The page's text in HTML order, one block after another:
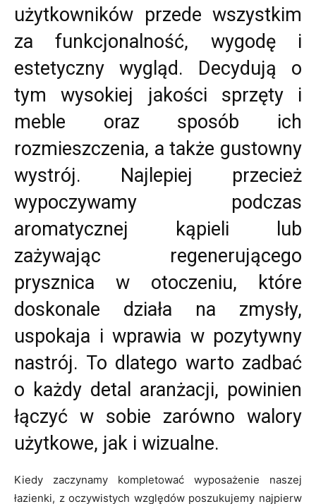
użytkowników przede wszystkim
za funkcjonalność, wygodę i
estetyczny wygląd. Decydują o
tym wysokiej jakości sprzęty i
meble oraz sposób ich
rozmieszczenia, a także gustowny
wystrój. Najlepiej przecież
wypoczywamy podczas
aromatycznej kąpieli lub
zażywając regenerującego
prysznica w otoczeniu, które
doskonale działa na zmysły,
uspokaja i wprawia w pozytywny
nastrój. To dlatego warto zadbać
o każdy detal aranżacji, powinien
łączyć w sobie zarówno walory
użytkowe, jak i wizualne.
Kiedy zaczynamy kompletować wyposażenie naszej
łazienki, z oczywistych względów poszukujemy najpierw